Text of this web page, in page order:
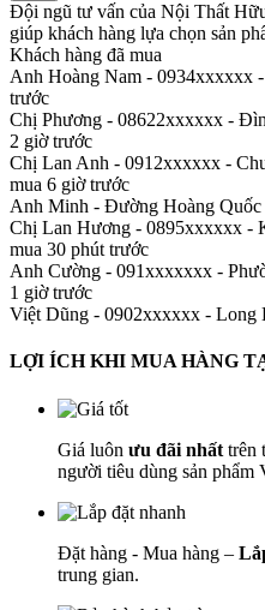
Đội ngũ tư vấn của Nội Thất
giúp khách hàng lựa chọn sản
Khách hàng đã mua
Anh Hoàng Nam - 0934xxxxxx -
trước
Chị Phương - 08622xxxxxx -
2 giờ trước
Chị Lan Anh - 0912xxxxxx -
mua 6 giờ trước
Anh Minh - Đường Hoàng
Chị Lan Hương - 0895xxxxxx -
mua 30 phút trước
Anh Cường - 091xxxxxxx -
1 giờ trước
Việt Dũng - 0902xxxxxx - Long
LỢI ÍCH KHI MUA HÀNG
Giá luôn ưu đãi nhất trên
người tiêu dùng sản phẩm
Đặt hàng - Mua hàng –
trung gian.